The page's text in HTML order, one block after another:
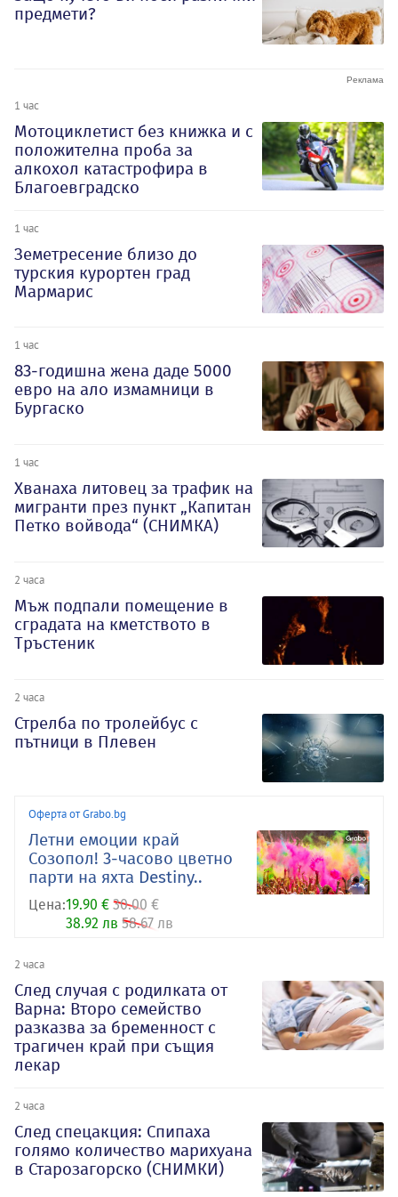
предмети?
1 час
Мотоциклетист без книжка и с
положителна проба за
алкохол катастрофира в
Благоевградско
1 час
Земетресение близо до
турския курортен град
Мармарис
1 час
83-годишна жена даде 5000
евро на ало измамници в
Бургаско
1 час
Хванаха литовец за трафик на
мигранти през пункт „Капитан
Петко войвода“ (СНИМКА)
2 часа
Мъж подпали помещение в
сградата на кметството в
Тръстеник
2 часа
Стрелба по тролейбус с
пътници в Плевен
Оферта от Grabo.bg
Летни емоции край
Созопол! 3-часово цветно
парти на яхта Destiny..
Цена:19.90 € 30.00 €
38.92 лв 58.67 лв
2 часа
След случая с родилката от
Варна: Второ семейство
разказва за бременност с
трагичен край при същия
лекар
2 часа
След спецакция: Спипаха
голямо количество марихуана
в Старозагорско (СНИМКИ)